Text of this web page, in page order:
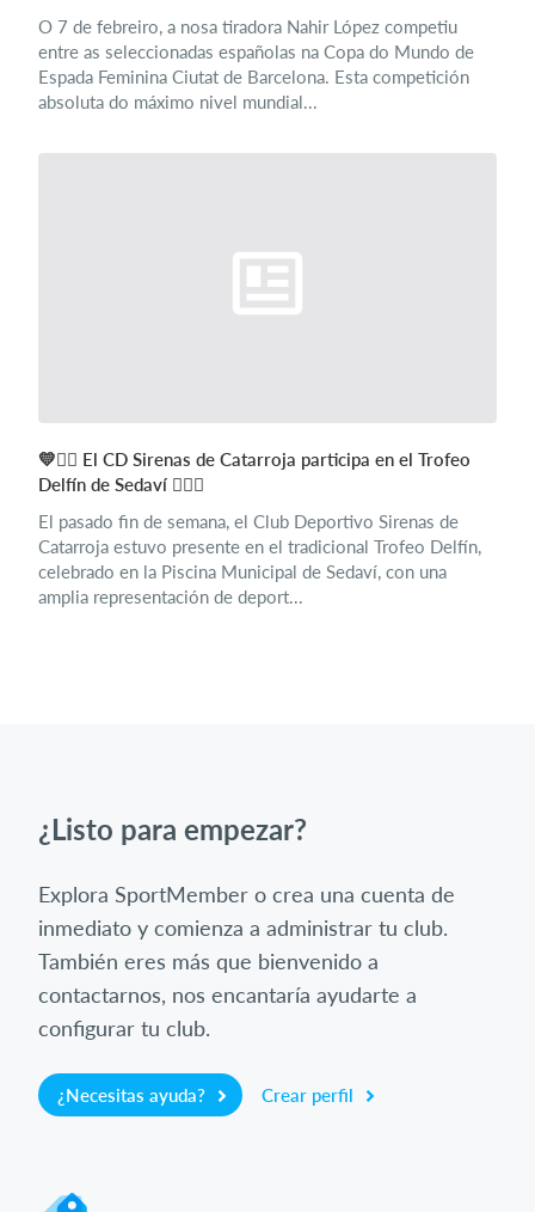
O 7 de febreiro, a nosa tiradora Nahir López competiu
entre as seleccionadas españolas na Copa do Mundo de
Espada Feminina Ciutat de Barcelona. Esta competición
absoluta do máximo nivel mundial...
💛🏊‍♂️ El CD Sirenas de Catarroja participa en el Trofeo
Delfín de Sedaví 🏊‍♀️💛
El pasado fin de semana, el Club Deportivo Sirenas de
Catarroja estuvo presente en el tradicional Trofeo Delfín,
celebrado en la Piscina Municipal de Sedaví, con una
amplia representación de deport...
¿Listo para empezar?
Explora SportMember o crea una cuenta de
inmediato y comienza a administrar tu club.
También eres más que bienvenido a
contactarnos, nos encantaría ayudarte a
configurar tu club.
¿Necesitas ayuda? Crear perfil